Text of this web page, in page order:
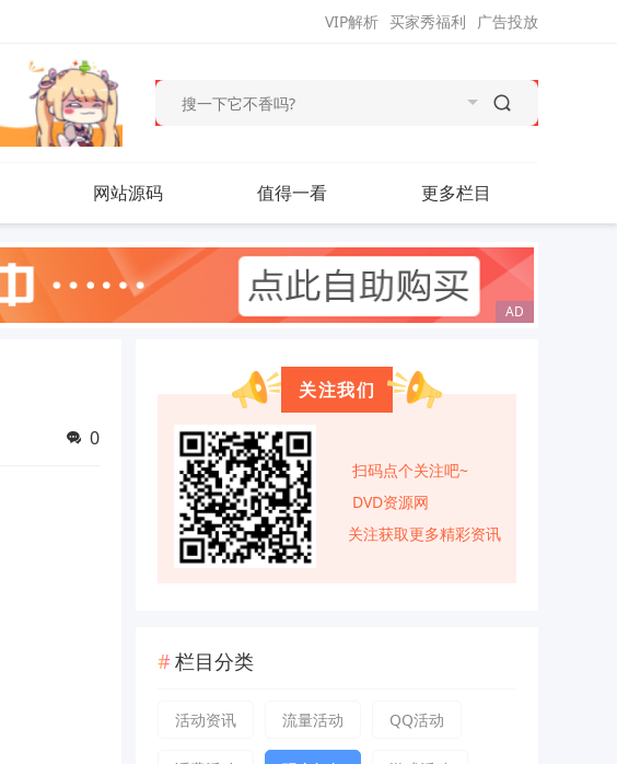
广告投放
买家秀福利
VIP解析
网站源码 值得一看 更多栏目
0
关注我们
扫码点个关注吧~
DVD资源网
关注获取更多精彩资讯
栏目分类
活动资讯 流量活动 QQ活动